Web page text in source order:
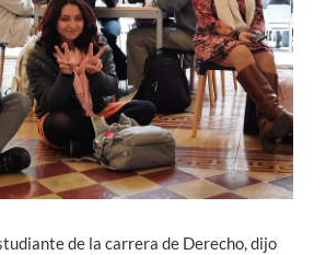
de la carrera de Derecho, dijo